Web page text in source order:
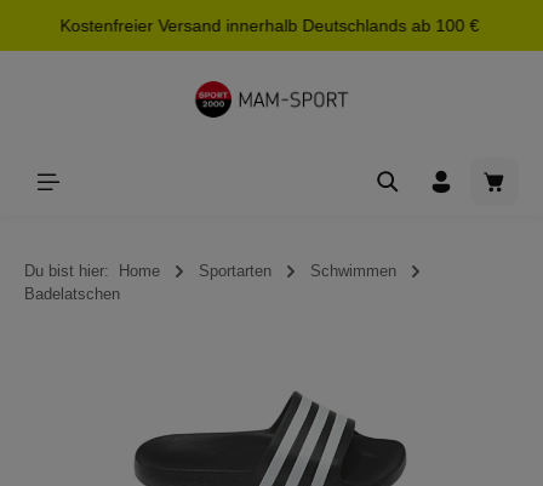
springen
Kostenfreier Versand innerhalb Deutschlands ab 100 €
Du bist hier: Home Sportarten
Schwimmen
Badelatschen